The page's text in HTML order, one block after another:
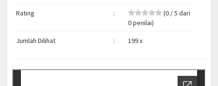
Rating :
(0 / 5 dari
0 penilai)
Jumlah Dilihat : 199 x